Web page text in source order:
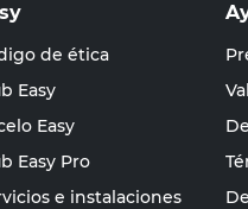
de ética
Easy
Easy
Easy Pro
e instalaciones